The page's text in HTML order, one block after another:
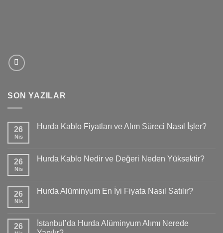
SON YAZILAR
26
Nis
Hurda Kablo Fiyatları ve Alım Süreci Nasıl İşler?
26
Nis
Hurda Kablo Nedir ve Değeri Neden Yüksektir?
26
Nis
Hurda Alüminyum En İyi Fiyata Nasıl Satılır?
26
İstanbul’da Hurda Alüminyum Alımı Nerede